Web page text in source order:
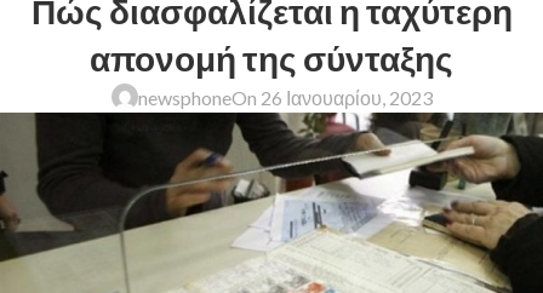
Πώς διασφαλίζεται η ταχύτερη
απονομή της σύνταξης
newsphoneOn 26 Ιανουαρίου, 2023